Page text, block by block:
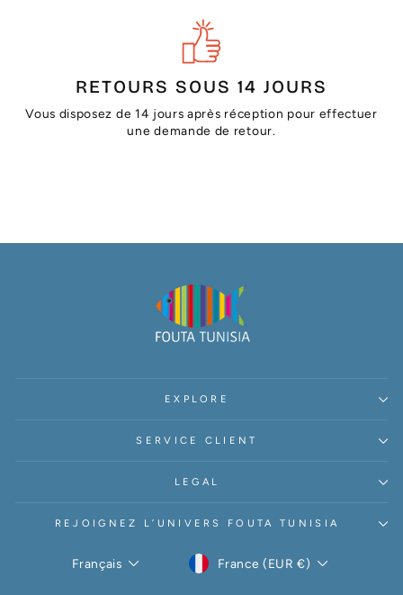
RETOURS SOUS 14 JOURS
Vous disposez de 14 jours après réception pour effectuer
une demande de retour.
EXPLORE
SERVICE CLIENT
LEGAL
REJOIGNEZ L’UNIVERS FOUTA TUNISIA
LANGUE
Français DEVISE
France (EUR €)